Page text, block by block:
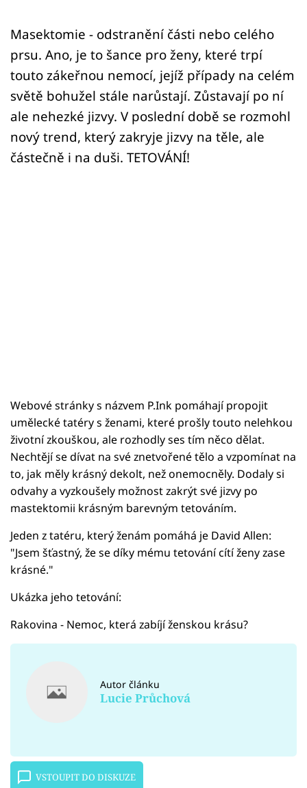
Sledujte nás
Masektomie - odstranění části nebo celého
prsu. Ano, je to šance pro ženy, které trpí
touto zákeřnou nemocí, jejíž případy na celém
světě bohužel stále narůstají. Zůstavají po ní
ale nehezké jizvy. V poslední době se rozmohl
nový trend, který zakryje jizvy na těle, ale
částečně i na duši. TETOVÁNÍ!
Webové stránky s názvem P.Ink pomáhají propojit
umělecké tatéry s ženami, které prošly touto nelehkou
životní zkouškou, ale rozhodly ses tím něco dělat.
Nechtějí se dívat na své znetvořené tělo a vzpomínat na
to, jak měly krásný dekolt, než onemocněly. Dodaly si
odvahy a vyzkoušely možnost zakrýt své jizvy po
mastektomii krásným barevným tetováním.
Jeden z tatéru, který ženám pomáhá je David Allen:
"Jsem šťastný, že se díky mému tetování cítí ženy zase
krásné."
Ukázka jeho tetování:
Rakovina - Nemoc, která zabíjí ženskou krásu?
Autor článku
Lucie Průchová
VSTOUPIT DO DISKUZE